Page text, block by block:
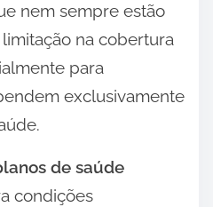
nem sempre estão
na cobertura
para
exclusivamente
de saúde
condições